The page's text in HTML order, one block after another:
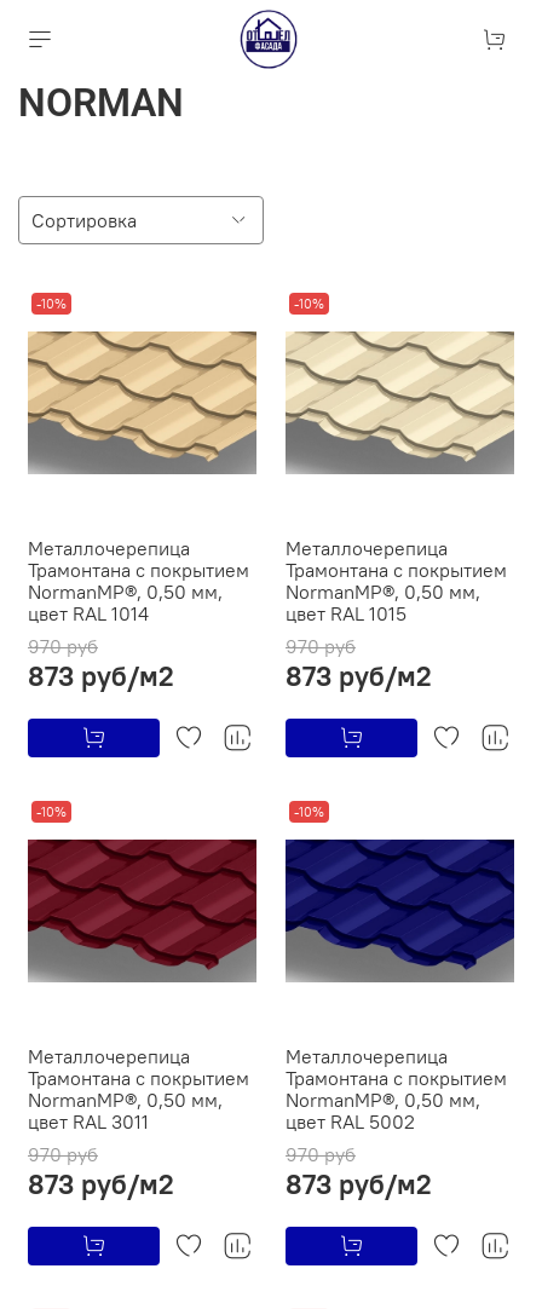
NORMAN
-10%
Металлочерепица
Трамонтана с покрытием
NormanMP®, 0,50 мм,
цвет RAL 1014
970 руб
873 руб/м2
-10%
Металлочерепица
Трамонтана с покрытием
NormanMP®, 0,50 мм,
цвет RAL 1015
970 руб
873 руб/м2
-10%
Металлочерепица
Трамонтана с покрытием
NormanMP®, 0,50 мм,
цвет RAL 3011
970 руб
873 руб/м2
-10%
Металлочерепица
Трамонтана с покрытием
NormanMP®, 0,50 мм,
цвет RAL 5002
970 руб
873 руб/м2